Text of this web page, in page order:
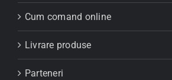
Cum comand online
Livrare produse
Parteneri